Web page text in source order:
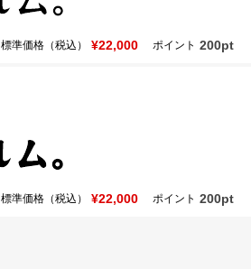
標準価格（税込） ¥22,000 ポイント 200pt
標準価格（税込） ¥22,000 ポイント 200pt